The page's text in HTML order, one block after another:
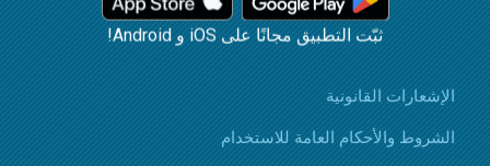
ثبّت التطبيق مجانًا على iOS و Android!
الإشعارات القانونية
الشروط والأحكام العامة للاستخدام